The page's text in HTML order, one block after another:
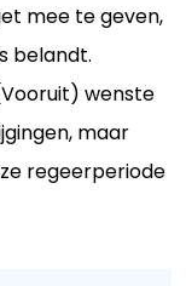
mee te geven,
belandt.
wenste
maar
regeerperiode